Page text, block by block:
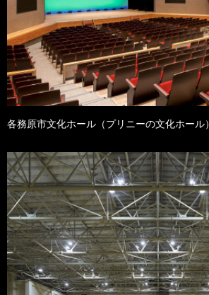
各務原市文化ホール（プリニーの文化ホール）